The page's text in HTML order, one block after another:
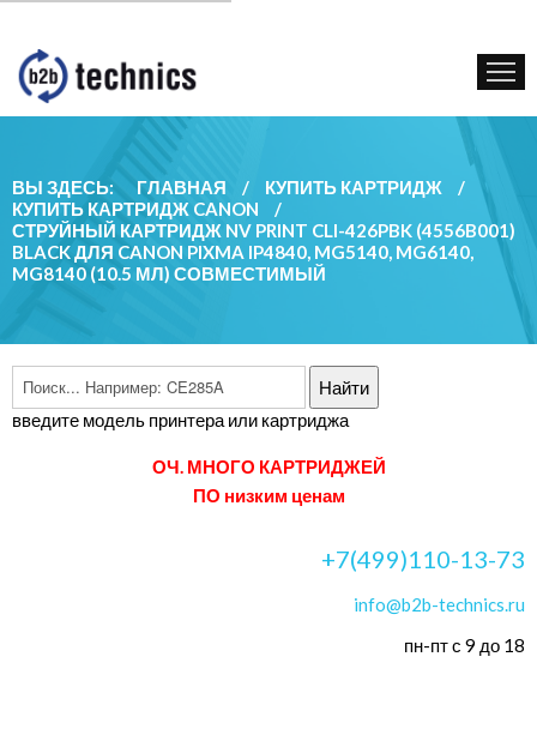
КУПИТЬ КАРТРИДЖ
ГОС. УЧРЕЖДЕНИЯМ
КОНТАКТЫ
ВЫ ЗДЕСЬ: ГЛАВНАЯ / КУПИТЬ КАРТРИДЖ
/
КУПИТЬ КАРТРИДЖ CANON
/
СТРУЙНЫЙ КАРТРИДЖ NV PRINT CLI-426PBK (4556B001)
BLACK ДЛЯ CANON PIXMA IP4840, MG5140, MG6140,
MG8140 (10.5 МЛ) СОВМЕСТИМЫЙ
введите модель принтера или картриджа
ОЧ. МНОГО КАРТРИДЖЕЙ
ПО низким ценам
+7(499)110-13-73
info@b2b-technics.ru
пн-пт с 9 до 18